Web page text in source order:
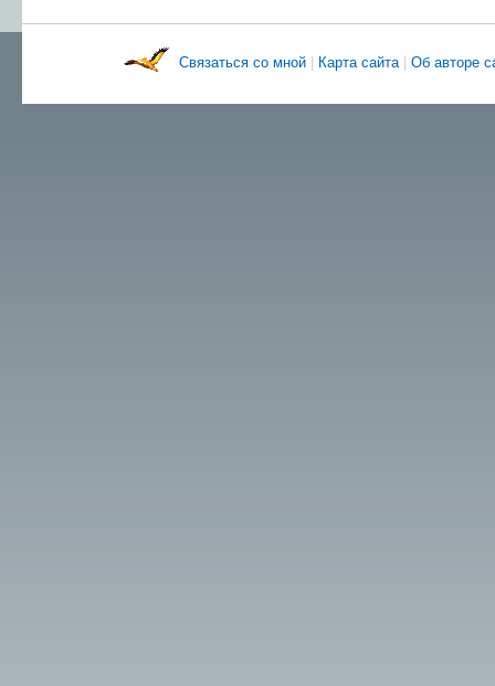
Связаться со мной Карта сайта|Об авторе